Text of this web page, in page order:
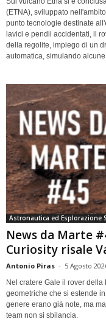
(ETNA), sviluppato
punto tecnologie destinate
lavici e pendii accidentati, il
della regolite, impiego di un
automatica, simulando
Astronautica ed Esplorazione
News da Marte
Curiosity risale
Antonio Piras - 5 Agosto
Nel cratere Gale il rover della
geometriche che si estende
genere erano già note, ma
team non si sbilancia.